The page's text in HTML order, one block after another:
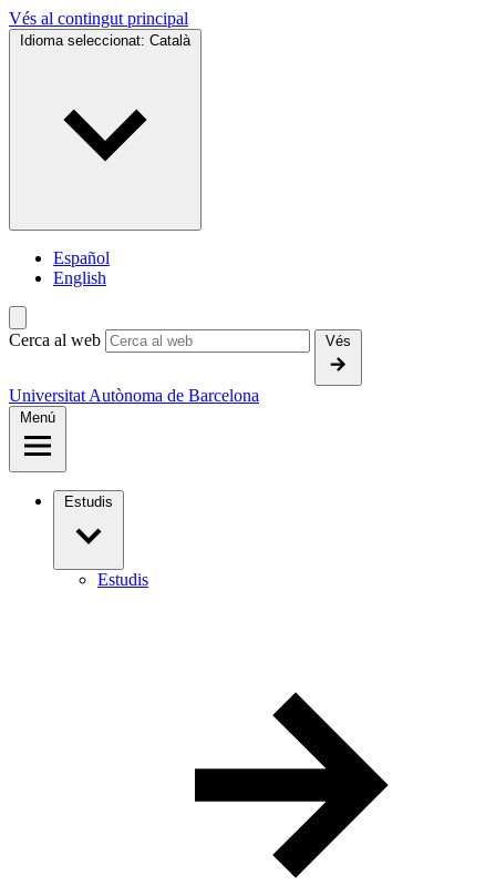
Vés al contingut principal
Idioma seleccionat: Català
Español
English
Cerca al web Vés
Universitat Autònoma de Barcelona
Menú
Estudis
Estudis